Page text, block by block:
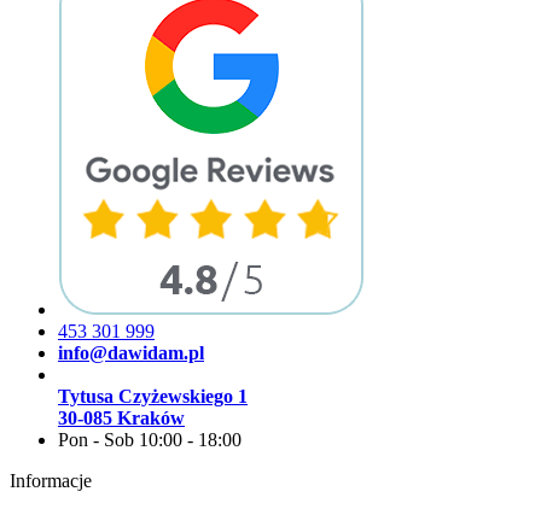
453 301 999
info@dawidam.pl
Tytusa Czyżewskiego 1
30-085 Kraków
Pon - Sob 10:00 - 18:00
Informacje